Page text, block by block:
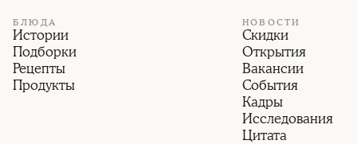
БЛЮДА
Истории
Подборки
Рецепты
Продукты
НОВОСТИ
Скидки
Открытия
Вакансии
События
Кадры
Исследования
Цитата